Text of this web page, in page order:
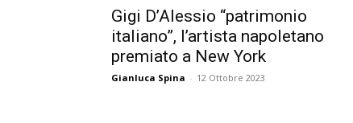
Gigi D’Alessio “patrimonio
italiano”, l’artista napoletano
premiato a New York
Gianluca Spina - 12 Ottobre 2023